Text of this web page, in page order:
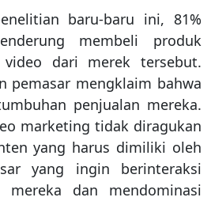
baru-baru ini, 81%
membeli produk
dari merek tersebut.
pemasar mengklaim bahwa
penjualan mereka.
marketing tidak diragukan
yang harus dimiliki oleh
yang ingin berinteraksi
mereka dan mendominasi